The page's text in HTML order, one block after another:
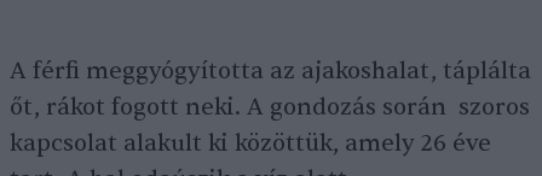
A férfi meggyógyította az ajakoshalat, táplálta
őt, rákot fogott neki. A gondozás során szoros
kapcsolat alakult ki közöttük, amely 26 éve